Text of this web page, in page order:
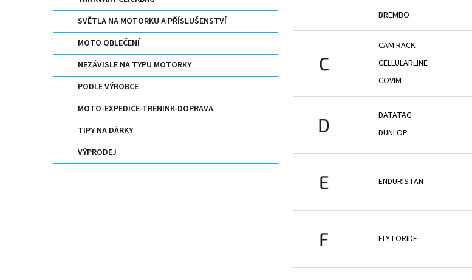
SVĚTLA NA MOTORKU A PŘÍSLUŠENSTVÍ
MOTO OBLEČENÍ
NEZÁVISLE NA TYPU MOTORKY
PODLE VÝROBCE
MOTO-EXPEDICE-TRENINK-DOPRAVA
TIPY NA DÁRKY
VÝPRODEJ
BREMBO
C
CAM RACK
CELLULARLINE
COVIM
D DATATAG
DUNLOP
E ENDURISTAN
F FLYTORIDE